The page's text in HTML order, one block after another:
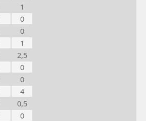
1
0
0
1
2,5
0
0
4
0,5
0